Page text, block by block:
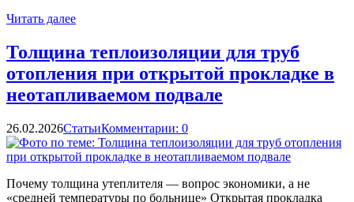
Читать далее
Толщина теплоизоляции для труб
отопления при открытой прокладке в
неотапливаемом подвале
26.02.2026СтатьиКомментарии: 0
Почему толщина утеплителя — вопрос экономики, а не
«средней температуры по больнице» Открытая прокладка